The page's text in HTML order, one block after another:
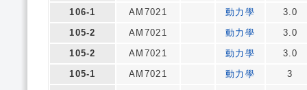
106-1
AM7021 動力學
3.0
105-2
AM7021 動力學
3.0
105-2
AM7021 動力學
3.0
105-1
AM7021 動力學
3